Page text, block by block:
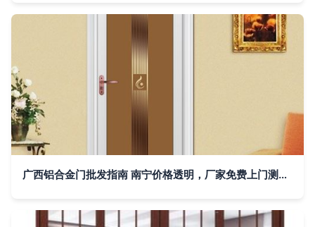
广西铝合金门批发指南 南宁价格透明，厂家免费上门测量报价